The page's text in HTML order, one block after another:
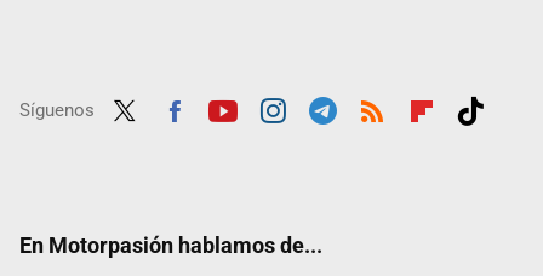
Síguenos
En Motorpasión hablamos de...